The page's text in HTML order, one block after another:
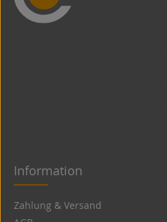
Information
Zahlung & Versand